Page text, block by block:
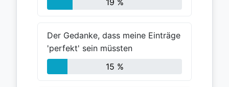
19 %
Der Gedanke, dass meine Einträge
'perfekt' sein müssten
15 %